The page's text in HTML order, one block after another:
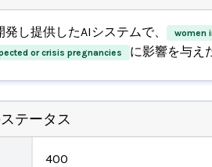
発し提供したAIシステムで、 women
or crisis pregnancies に影響を与え
テータス
400